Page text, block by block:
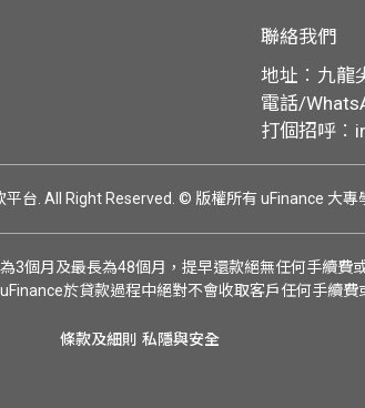
聯絡我們
地址︰九龍
電話/
打個招呼︰
台. All Right Reserved. © 版權所有 uFinance 大專
3個月及最長為48個月，提早還款絕無任何手續費
於貸款過程中絕對不會收取客戶任何手續費
條款及細則 私隱與安全